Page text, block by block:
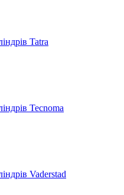
Tatra
Tecnoma
Vaderstad